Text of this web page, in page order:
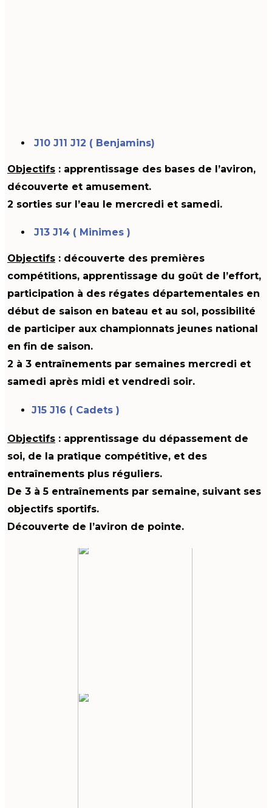
J10 J11 J12 ( Benjamins)
Objectifs : apprentissage des bases de l’aviron,
découverte et amusement.
2 sorties sur l’eau le mercredi et samedi.
J13 J14 ( Minimes )
Objectifs : découverte des premières
compétitions, apprentissage du goût de l’effort,
participation à des régates départementales en
début de saison en bateau et au sol, possibilité
de participer aux championnats jeunes national
en fin de saison.
2 à 3 entraînements par semaines mercredi et
samedi après midi et vendredi soir.
J15 J16 ( Cadets )
Objectifs : apprentissage du dépassement de
soi, de la pratique compétitive, et des
entraînements plus réguliers.
De 3 à 5 entraînements par semaine, suivant ses
objectifs sportifs.
Découverte de l’aviron de pointe.